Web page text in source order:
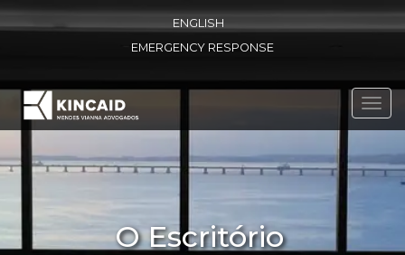
ENGLISH
EMERGENCY RESPONSE
O Escritório